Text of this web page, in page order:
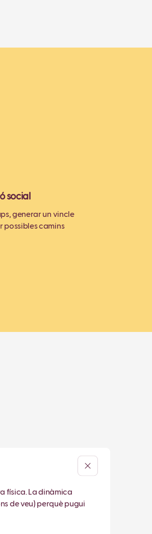
social
generar un vincle
possibles camins
física. La dinàmica
de veu) perquè pugui